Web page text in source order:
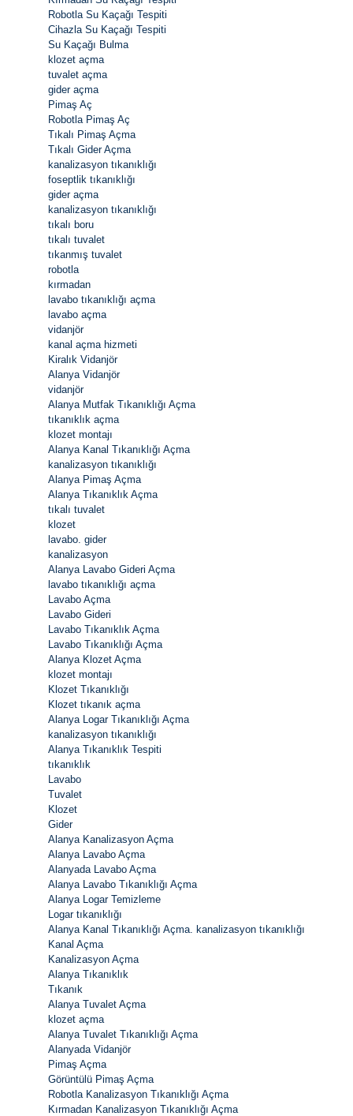
Robotla Su Kaçağı Tespiti
Cihazla Su Kaçağı Tespiti
Su Kaçağı Bulma
klozet açma
tuvalet açma
gider açma
Pimaş Aç
Robotla Pimaş Aç
Tıkalı Pimaş Açma
Tıkalı Gider Açma
kanalizasyon tıkanıklığı
foseptlik tıkanıklığı
gider açma
kanalizasyon tıkanıklığı
tıkalı boru
tıkalı tuvalet
tıkanmış tuvalet
robotla
kırmadan
lavabo tıkanıklığı açma
lavabo açma
vidanjör
kanal açma hizmeti
Kiralık Vidanjör
Alanya Vidanjör
vidanjör
Alanya Mutfak Tıkanıklığı Açma
tıkanıklık açma
klozet montajı
Alanya Kanal Tıkanıklığı Açma
kanalizasyon tıkanıklığı
Alanya Pimaş Açma
Alanya Tıkanıklık Açma
tıkalı tuvalet
klozet
lavabo. gider
kanalizasyon
Alanya Lavabo Gideri Açma
lavabo tıkanıklığı açma
Lavabo Açma
Lavabo Gideri
Lavabo Tıkanıklık Açma
Lavabo Tıkanıklığı Açma
Alanya Klozet Açma
klozet montajı
Klozet Tıkanıklığı
Klozet tıkanık açma
Alanya Logar Tıkanıklığı Açma
kanalizasyon tıkanıklığı
Alanya Tıkanıklık Tespiti
tıkanıklık
Lavabo
Tuvalet
Klozet
Gider
Alanya Kanalizasyon Açma
Alanya Lavabo Açma
Alanyada Lavabo Açma
Alanya Lavabo Tıkanıklığı Açma
Alanya Logar Temizleme
Logar tıkanıklığı
Alanya Kanal Tıkanıklığı Açma. kanalizasyon tıkanıklığı
Kanal Açma
Kanalizasyon Açma
Alanya Tıkanıklık
Tıkanık
Alanya Tuvalet Açma
klozet açma
Alanya Tuvalet Tıkanıklığı Açma
Alanyada Vidanjör
Pimaş Açma
Görüntülü Pimaş Açma
Robotla Kanalizasyon Tıkanıklığı Açma
Kırmadan Kanalizasyon Tıkanıklığı Açma